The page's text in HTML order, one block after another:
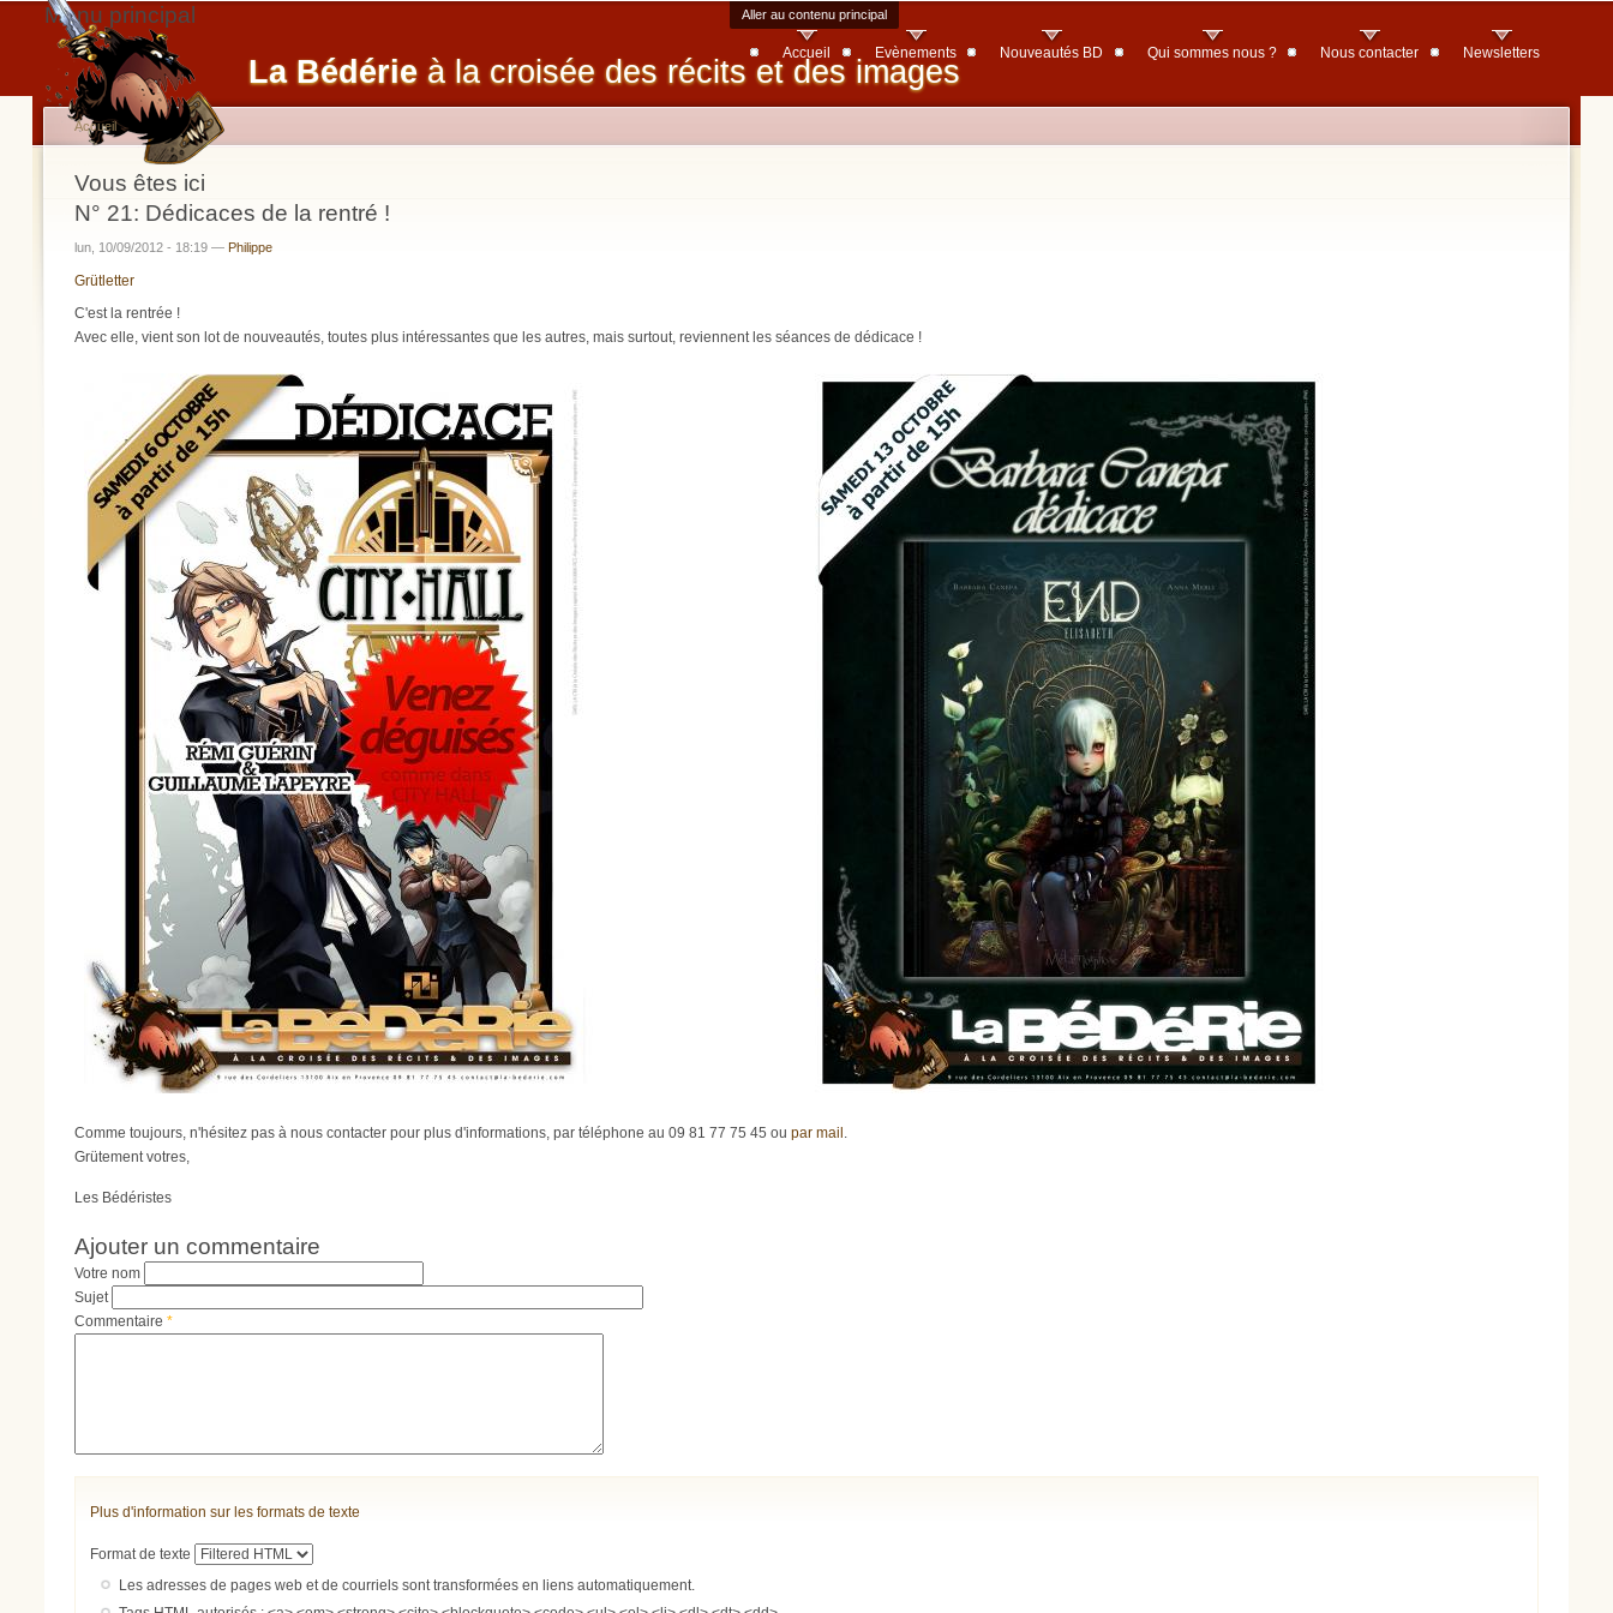
Aller au contenu principal
La Bédérie à la croisée des récits et des images
Menu principal
Accueil Evènements Nouveautés BD Qui sommes nous ? Nous contacter Newsletters
Vous êtes ici
Accueil
N° 21: Dédicaces de la rentré !
lun, 10/09/2012 - 18:19 — Philippe
Grütletter
C'est la rentrée !
Avec elle, vient son lot de nouveautés, toutes plus intéressantes que les autres, mais surtout, reviennent les séances de dédicace !
Comme toujours, n'hésitez pas à nous contacter pour plus d'informations, par téléphone au 09 81 77 75 45 ou par mail
Grütement votres,
Les Bédéristes
Ajouter un commentaire
Votre nom
Sujet
Commentaire *
Plus d'information sur les formats de texte
Format de texte
Les adresses de pages web et de courriels sont transformées en liens automatiquement.